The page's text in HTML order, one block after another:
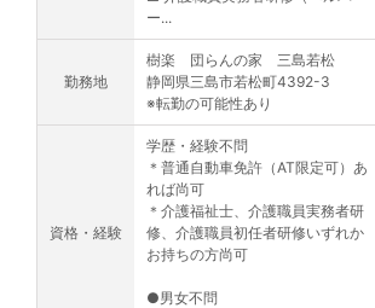
ー...
勤務地
樹楽 団らんの家 三島若松
静岡県三島市若松町4392-3
※転勤の可能性あり
資格・経験
学歴・経験不問
＊普通自動車免許（AT限定可）あ
れば尚可
＊介護福祉士、介護職員実務者研
修、介護職員初任者研修いずれか
お持ちの方尚可
●男女不問